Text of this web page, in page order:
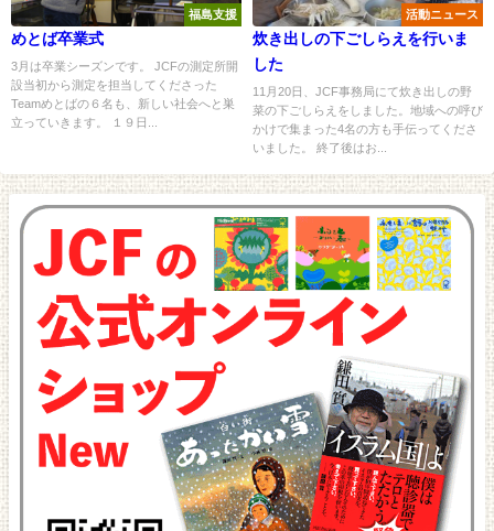
福島支援
めとば卒業式
3月は卒業シーズンです。 JCFの測定所開
設当初から測定を担当してくださった
Teamめとばの６名も、新しい社会へと巣
立っていきます。 １９日...
活動ニュース
炊き出しの下ごしらえを行いま
した
11月20日、JCF事務局にて炊き出しの野
菜の下ごしらえをしました。地域への呼び
かけで集まった4名の方も手伝ってくださ
いました。 終了後はお...